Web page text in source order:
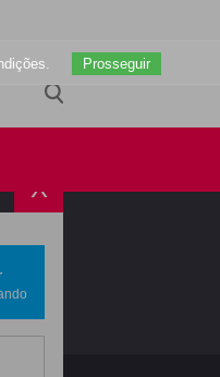
Prosseguir
X